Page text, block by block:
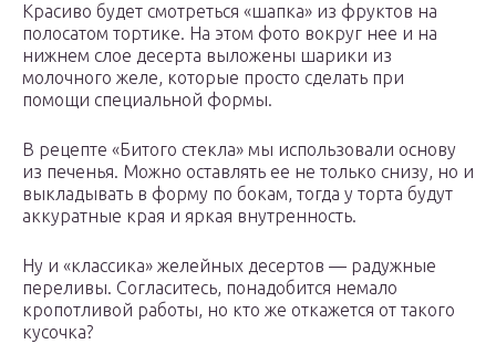
Красиво будет смотреться «шапка» из фруктов на
полосатом тортике. На этом фото вокруг нее и на
нижнем слое десерта выложены шарики из
молочного желе, которые просто сделать при
помощи специальной формы.
В рецепте «Битого стекла» мы использовали основу
из печенья. Можно оставлять ее не только снизу, но и
выкладывать в форму по бокам, тогда у торта будут
аккуратные края и яркая внутренность.
Ну и «классика» желейных десертов — радужные
переливы. Согласитесь, понадобится немало
кропотливой работы, но кто же откажется от такого
кусочка?